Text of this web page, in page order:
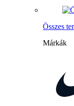
Összes
Márkák